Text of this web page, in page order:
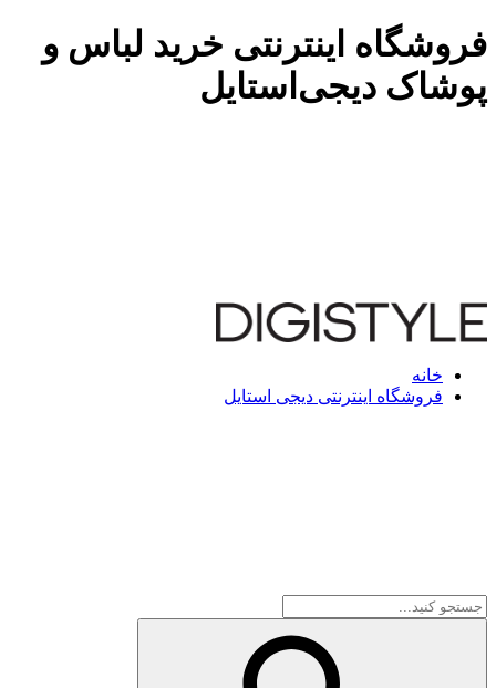
فروشگاه اینترنتی خرید لباس و
پوشاک دیجی‌استایل
خانه
فروشگاه اینترنتی دیجی استایل